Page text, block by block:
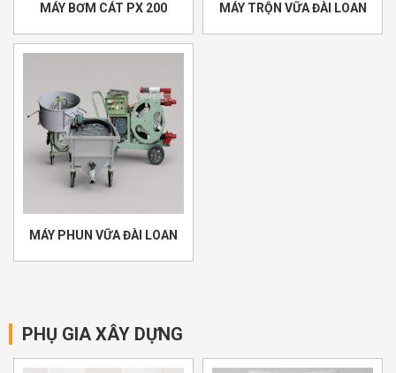
MÁY BƠM CÁT PX 200 MÁY TRỘN VỮA ĐÀI LOAN
MÁY PHUN VỮA ĐÀI LOAN
PHỤ GIA XÂY DỰNG